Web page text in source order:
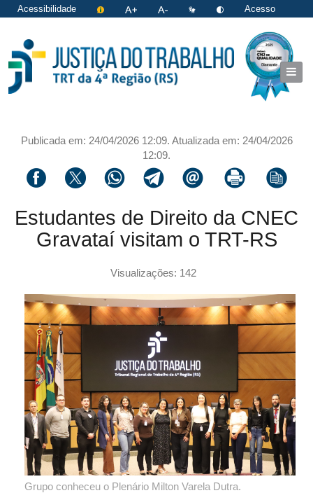
Acessibilidade
Acesso
Publicada em: 24/04/2026 12:09. Atualizada em: 24/04/2026
12:09.
Compartilhar via facebook
Compartilhar via twitter
Compartilhar via whatsapp
Compartilhar via telegram
Compartilhar via email
Imprimir a página
Copiar
Estudantes de Direito da CNEC
Gravataí visitam o TRT-RS
Visualizações: 142
Grupo conheceu o Plenário Milton Varela Dutra.